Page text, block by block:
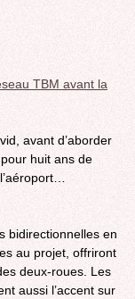
TBM avant la
avant d’aborder
huit ans de
bidirectionnelles en
au projet, offriront
deux-roues. Les
aussi l’accent sur